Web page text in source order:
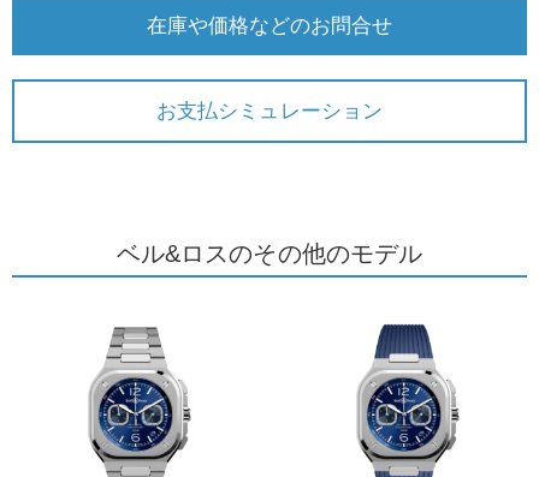
在庫や価格などのお問合せ
お支払シミュレーション
ベル&ロスのその他のモデル